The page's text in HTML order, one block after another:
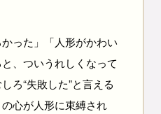
った」「人形がかわい
、ついうれしくなって
ろ“失敗した”と言える
心が人形に束縛され